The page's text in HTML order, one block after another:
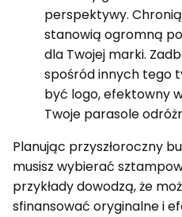
perspektywy.
stanowią ogromną
dla Twojej marki.
spośród innych tego
być logo, efektowny
Twoje parasole
Planując przyszłoroczny
musisz wybierać
przykłady dowodzą, że
sfinansować oryginalne i